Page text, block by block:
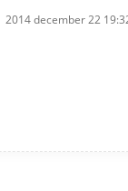
2014 december 22